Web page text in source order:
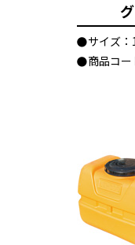
サイズ
商品コ